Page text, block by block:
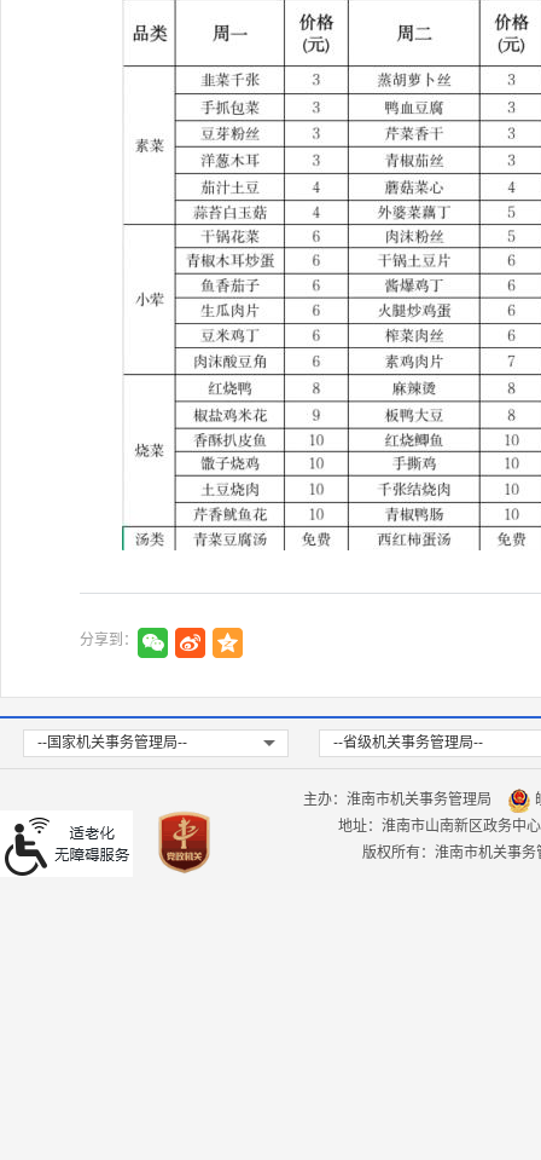
分享到：
--国家机关事务管理局-- --省级机关事务管理局--
主办：淮南市机关事务管理局
地址：淮南市山南新区政务中
版权所有：淮南市机关事务